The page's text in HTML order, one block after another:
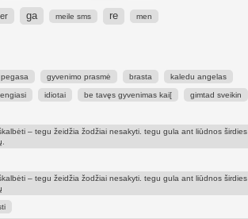
ga meile sms re men
gyvenimo prasmė brasta kaledu angelas
idiotai be tavęs gyvenimas kai[ gimtad sveikin
– tegu žeidžia žodžiai nesakyti. tegu gula ant liūdnos širdies
– tegu žeidžia žodžiai nesakyti. tegu gula ant liūdnos širdies